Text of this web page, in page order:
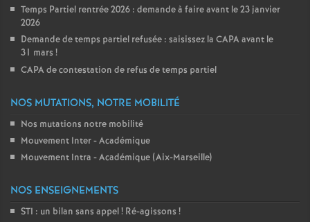
Temps Partiel rentrée 2026 : demande à faire avant le 23 janvier
2026
Demande de temps partiel refusée : saisissez la CAPA avant le
31 mars !
CAPA de contestation de refus de temps partiel
NOS MUTATIONS, NOTRE MOBILITÉ
Nos mutations notre mobilité
Mouvement Inter - Académique
Mouvement Intra - Académique (Aix-Marseille)
NOS ENSEIGNEMENTS
STI : un bilan sans appel! Ré-agissons !